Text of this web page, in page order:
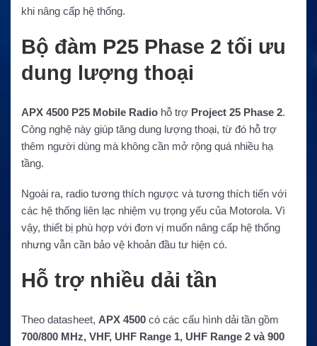
khi nâng cấp hệ thống.
Bộ đàm P25 Phase 2 tối ưu
dung lượng thoại
APX 4500 P25 Mobile Radio hỗ trợ Project 25 Phase 2.
Công nghệ này giúp tăng dung lượng thoại, từ đó hỗ trợ
thêm người dùng mà không cần mở rộng quá nhiều hạ
tầng.
Ngoài ra, radio tương thích ngược và tương thích tiến với
các hệ thống liên lạc nhiệm vụ trọng yếu của Motorola. Vì
vậy, thiết bị phù hợp với đơn vị muốn nâng cấp hệ thống
nhưng vẫn cần bảo vệ khoản đầu tư hiện có.
Hỗ trợ nhiều dải tần
Theo datasheet, APX 4500 có các cấu hình dải tần gồm
700/800 MHz, VHF, UHF Range 1, UHF Range 2 và 900